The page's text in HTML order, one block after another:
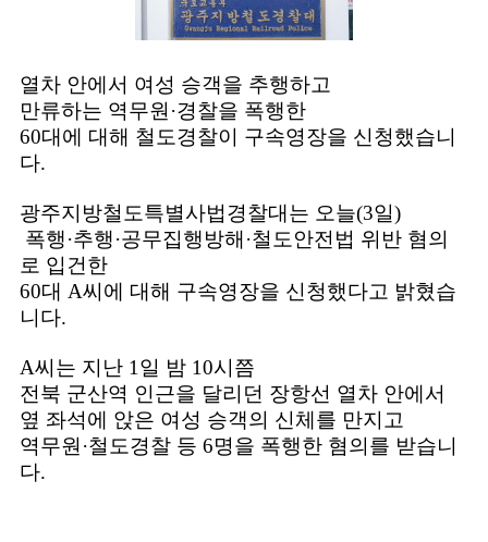
열차 안에서 여성 승객을 추행하고
만류하는 역무원·경찰을 폭행한
60대에 대해 철도경찰이 구속영장을 신청했습니
다.
광주지방철도특별사법경찰대는 오늘(3일)
폭행·추행·공무집행방해·철도안전법 위반 혐의
로 입건한
60대 A씨에 대해 구속영장을 신청했다고 밝혔습
니다.
A씨는 지난 1일 밤 10시쯤
전북 군산역 인근을 달리던 장항선 열차 안에서
옆 좌석에 앉은 여성 승객의 신체를 만지고
역무원·철도경찰 등 6명을 폭행한 혐의를 받습니
다.